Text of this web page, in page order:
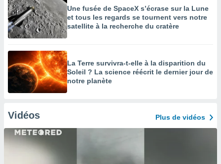
Une fusée de SpaceX s’écrase sur la Lune
et tous les regards se tournent vers notre
satellite à la recherche du cratère
La Terre survivra-t-elle à la disparition du
Soleil ? La science réécrit le dernier jour de
notre planète
Vidéos Plus de vidéos